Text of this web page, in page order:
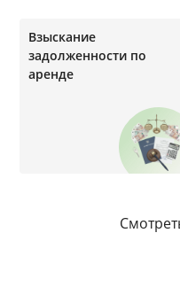
Взыскание
задолженности по
аренде